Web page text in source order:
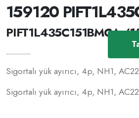
159120
PIFT1L435C151BMCA /
Sigortalı yük ayırıcı, 4p, NH1, AC22
Sigortalı yük ayırıcı, 4p, NH1, AC22